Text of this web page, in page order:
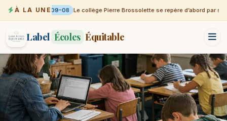
À LA UNE09-08 Le collège Pierre Brossolette se repère d’abord par sa
Label Écoles Équitable